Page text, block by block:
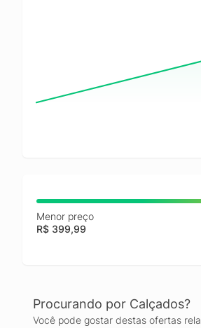
Menor preço
R$ 399,99
Procurando por Calçados?
Você pode gostar destas ofertas